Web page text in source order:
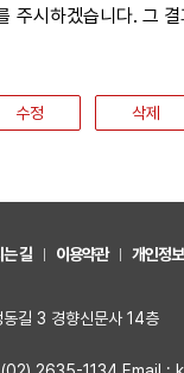
주시하겠습니다. 그
수정 삭제
길 이용약관 개인정
길 3 경향신문사 14층